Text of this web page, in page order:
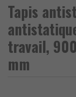
Tapis
travail,
mm